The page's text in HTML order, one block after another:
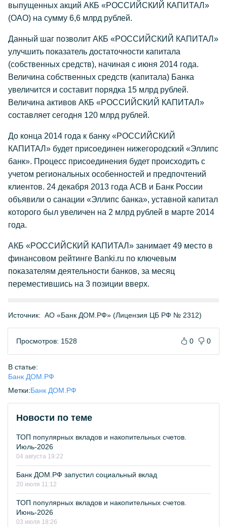
выпущенных акций АКБ «РОССИЙСКИЙ КАПИТАЛ»
(ОАО) на сумму 6,6 млрд рублей.
Данный шаг позволит АКБ «РОССИЙСКИЙ КАПИТАЛ»
улучшить показатель достаточности капитала
(собственных средств), начиная с июня 2014 года.
Величина собственных средств (капитала) Банка
увеличится и составит порядка 15 млрд рублей.
Величина активов АКБ «РОССИЙСКИЙ КАПИТАЛ»
составляет сегодня 120 млрд рублей.
До конца 2014 года к банку «РОССИЙСКИЙ
КАПИТАЛ» будет присоединен нижегородский «Эллипс
банк». Процесс присоединения будет происходить с
учетом региональных особенностей и предпочтений
клиентов. 24 декабря 2013 года АСВ и Банк России
объявили о санации «Эллипс банка», уставной капитал
которого был увеличен на 2 млрд рублей в марте 2014
года.
АКБ «РОССИЙСКИЙ КАПИТАЛ» занимает 49 место в
финансовом рейтинге Banki.ru по ключевым
показателям деятельности банков, за месяц
переместившись на 3 позиции вверх.
Источник: АО «Банк ДОМ.РФ» (Лицензия ЦБ РФ № 2312)
Просмотров: 1528 0 0
В статье:
Банк ДОМ.РФ
Метки:Банк ДОМ.РФ
Новости по теме
ТОП популярных вкладов и накопительных счетов.
Июль-2026
04 августа 19:22
Банк ДОМ.РФ запустил социальный вклад
20 июля 11:12
ТОП популярных вкладов и накопительных счетов.
Июнь-2026
03 июля 18:26